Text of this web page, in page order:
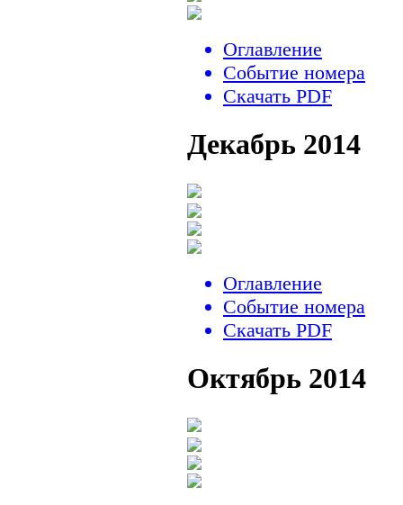
Оглавление
Событие номера
Скачать PDF
Декабрь 2014
Оглавление
Событие номера
Скачать PDF
Октябрь 2014